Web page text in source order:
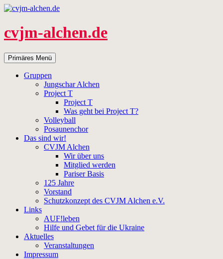
Zum
springen
cvjm-alchen.de
Suchen
Primäres Menü
Gruppen
Jungschar Alchen
Project T
Project T
Was geht bei Project T?
Volleyball
Posaunenchor
Das sind wir!
CVJM Alchen
Wir über uns
Mitglied werden
Pariser Basis
125 Jahre
Vorstand
Schutzkonzept des CVJM Alchen e.V.
Links
AUF!leben
Hilfe und Gebet für die Ukraine
Aktuelles
Veranstaltungen
Impressum